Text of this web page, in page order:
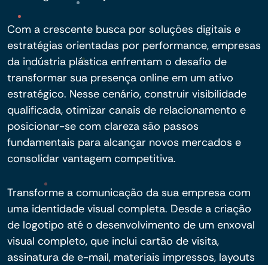
Com a crescente busca por soluções digitais e
estratégias orientadas por performance, empresas
da indústria plástica enfrentam o desafio de
transformar sua presença online em um ativo
estratégico. Nesse cenário, construir visibilidade
qualificada, otimizar canais de relacionamento e
posicionar-se com clareza são passos
fundamentais para alcançar novos mercados e
consolidar vantagem competitiva.
Transforme a comunicação da sua empresa com
uma identidade visual completa. Desde a criação
de logotipo até o desenvolvimento de um enxoval
visual completo, que inclui cartão de visita,
assinatura de e-mail, materiais impressos, layouts